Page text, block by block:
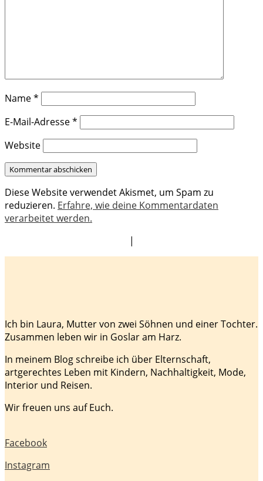
Name*
E-Mail-Adresse*
Website
Diese Website verwendet Akismet, um Spam zu
reduzieren. Erfahre, wie deine Kommentardaten
verarbeitet werden.
|
Ich bin Laura, Mutter von zwei Söhnen und einer Tochter.
Zusammen leben wir in Goslar am Harz.
In meinem Blog schreibe ich über Elternschaft,
artgerechtes Leben mit Kindern, Nachhaltigkeit, Mode,
Interior und Reisen.
Wir freuen uns auf Euch.
Facebook
Instagram